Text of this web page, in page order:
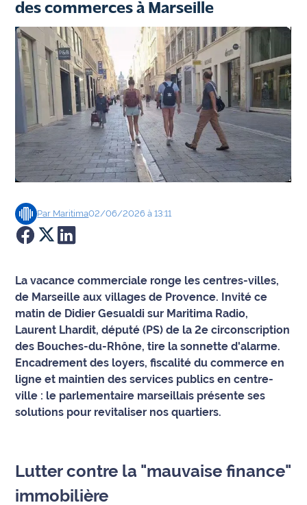
- Aix
OM
Agenda
Faits
divers
Sports
Société
Culture
Éducation
Emploi
Environnement
Info
route
des commerces à Marseille
Par Maritima02/06/2026 à 13:11
La vacance commerciale ronge les centres-villes,
de Marseille aux villages de Provence. Invité ce
matin de Didier Gesualdi sur Maritima Radio,
Laurent Lhardit, député (PS) de la 2e circonscription
des Bouches-du-Rhône, tire la sonnette d'alarme.
Encadrement des loyers, fiscalité du commerce en
ligne et maintien des services publics en centre-
ville : le parlementaire marseillais présente ses
solutions pour revitaliser nos quartiers.
Lutter contre la "mauvaise finance"
immobilière